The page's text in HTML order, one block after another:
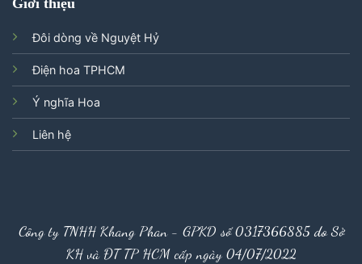
Đôi dòng về Nguyệt Hỷ
Điện hoa TPHCM
Ý nghĩa Hoa
Liên hệ
Công ty TNHH Khang Phan - GPKD số 0317366885 do Sở
KH và ĐT TP HCM cấp ngày 04/07/2022